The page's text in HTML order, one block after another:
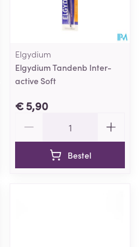
Elgydium
Elgydium Tandenb Inter-
active Soft
€ 5,90
Bestel